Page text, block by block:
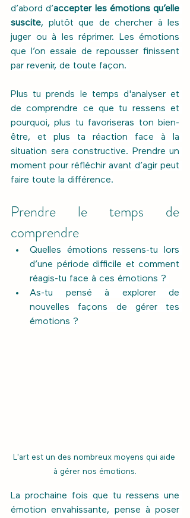
d’abord d’accepter les émotions qu’elle
suscite, plutôt que de chercher à les
juger ou à les réprimer. Les émotions
que l’on essaie de repousser finissent
par revenir, de toute façon.
Plus tu prends le temps d'analyser et
de comprendre ce que tu ressens et
pourquoi, plus tu favoriseras ton bien-
être, et plus ta réaction face à la
situation sera constructive. Prendre un
moment pour réfléchir avant d’agir peut
faire toute la différence.
Prendre le temps de
comprendre
Quelles émotions ressens-tu lors
d’une période difficile et comment
réagis-tu face à ces émotions ?
As-tu pensé à explorer de
nouvelles façons de gérer tes
émotions ?
L'art est un des nombreux moyens qui aide
à gérer nos émotions.
La prochaine fois que tu ressens une
émotion envahissante, pense à poser